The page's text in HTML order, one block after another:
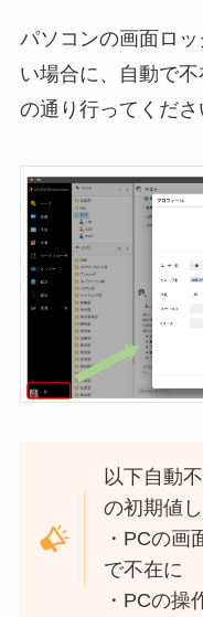
パソコンの画面ロ
い場合に、自動で
の通り行ってくださ
以下自動
の初期値
・PCの画
で不在に
・PCの操